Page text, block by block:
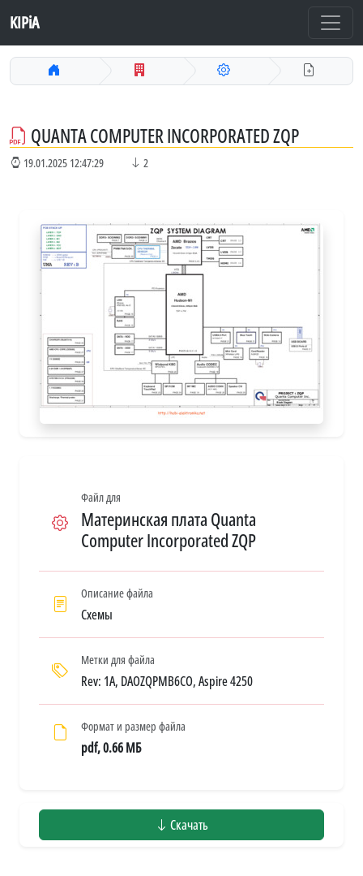
KIPiA
QUANTA COMPUTER INCORPORATED ZQP
19.01.2025 12:47:29 2
Файл для
Материнская плата Quanta
Computer Incorporated ZQP
Описание файла
Схемы
Метки для файла
Rev: 1A, DAOZQPMB6CO, Aspire 4250
Формат и размер файла
pdf, 0.66 МБ
Скачать